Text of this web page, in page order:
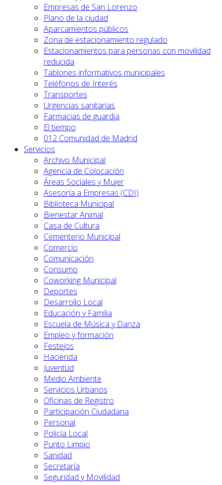
Empresas de San Lorenzo
Plano de la ciudad
Aparcamientos públicos
Zona de estacionamiento regulado
Estacionamientos para personas con movilidad
reducida
Tablones informativos municipales
Teléfonos de Interés
Transportes
Urgencias sanitarias
Farmacias de guardia
El tiempo
012 Comunidad de Madrid
Servicios
Archivo Municipal
Agencia de Colocación
Áreas Sociales y Mujer
Asesoría a Empresas (CDI)
Biblioteca Municipal
Bienestar Animal
Casa de Cultura
Cementerio Municipal
Comercio
Comunicación
Consumo
Coworking Municipal
Deportes
Desarrollo Local
Educación y Familia
Escuela de Música y Danza
Empleo y formación
Festejos
Hacienda
Juventud
Medio Ambiente
Servicios Urbanos
Oficinas de Registro
Participación Ciudadana
Personal
Policía Local
Punto Limpio
Sanidad
Secretaría
Seguridad y Movilidad